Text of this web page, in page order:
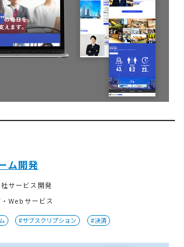
ム開発
サービス開発
Webサービス
#サブスクリプション #決済